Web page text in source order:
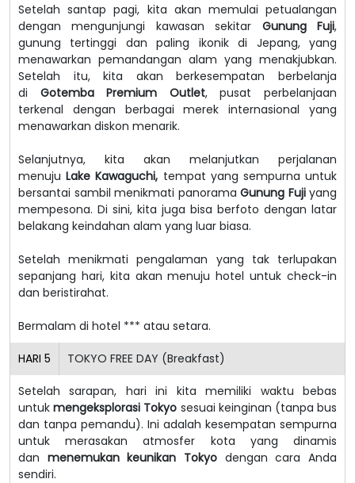
Setelah santap pagi, kita akan memulai petualangan
dengan mengunjungi kawasan sekitar Gunung Fuji,
gunung tertinggi dan paling ikonik di Jepang, yang
menawarkan pemandangan alam yang menakjubkan.
Setelah itu, kita akan berkesempatan berbelanja
di Gotemba Premium Outlet, pusat perbelanjaan
terkenal dengan berbagai merek internasional yang
menawarkan diskon menarik.
Selanjutnya, kita akan melanjutkan perjalanan
menujuLake Kawaguchi, tempat yang sempurna untuk
bersantai sambil menikmati panorama Gunung Fuji yang
mempesona. Di sini, kita juga bisa berfoto dengan latar
belakang keindahan alam yang luar biasa.
Setelah menikmati pengalaman yang tak terlupakan
sepanjang hari, kita akan menuju hotel untuk check-in
dan beristirahat.
Bermalam di hotel *** atau setara.
HARI 5 TOKYO FREE DAY (Breakfast)
Setelah sarapan, hari ini kita memiliki waktu bebas
untukmengeksplorasi Tokyo sesuai keinginan (tanpa bus
dan tanpa pemandu). Ini adalah kesempatan sempurna
untuk merasakan atmosfer kota yang dinamis
dan menemukan keunikan Tokyo dengan cara Anda
sendiri.